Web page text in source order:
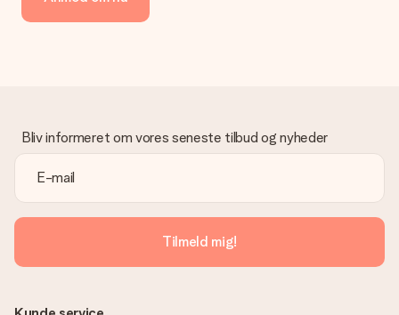
manuel betaling overførsel, skal du tage højde for en ekstra 3
venligst vores kundeservice, de hjælper gerne med at finde en
passende løsning.
Er fakturaen sendt sammen med ordren?
Ingen faktura sendes med din ordre. Du modtager altid
fakturaen i bekræftelsesemailen, og du kan altid finde den i din
MySurprise-konto. Det betyder at du kan få gaven leveret
direkte til modtageren, hvilket gør det til en sand
overraskelse!
Bliv informeret om vores seneste tilbud og nyheder
Tilmeld mig!